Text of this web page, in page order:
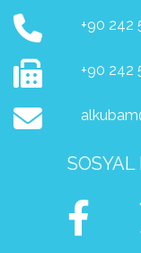
+90 242
+90 242